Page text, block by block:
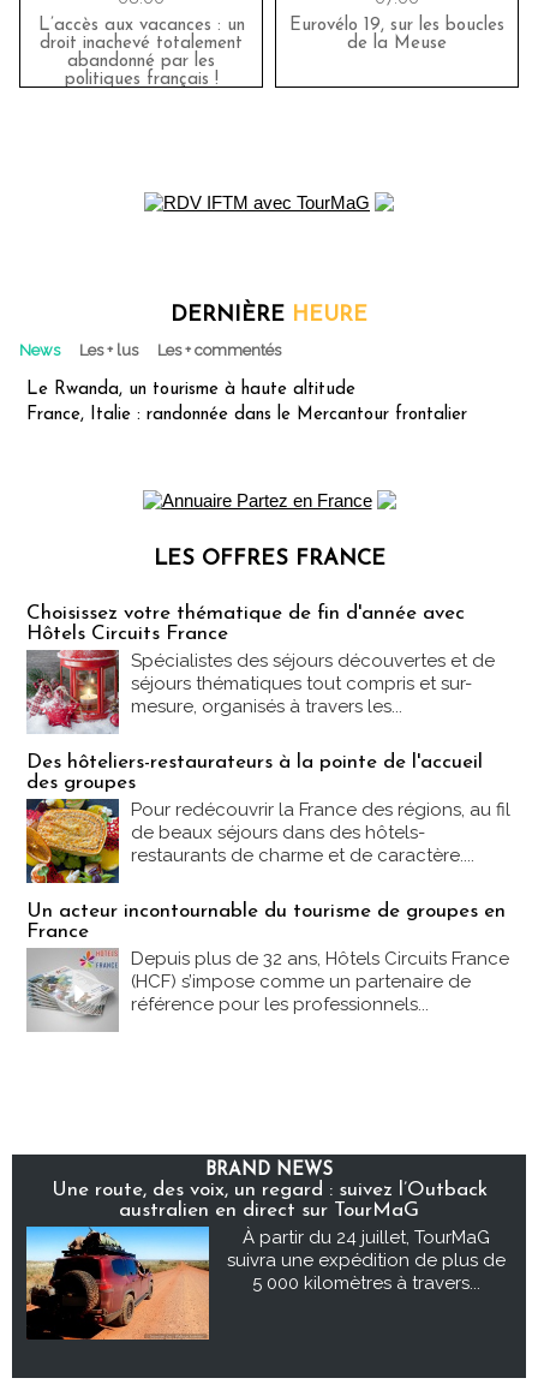
L’accès aux vacances : un
droit inachevé totalement
abandonné par les
politiques français !
Eurovélo 19, sur les boucles
de la Meuse
DERNIÈRE HEURE
News Les + lus Les + commentés
Le Rwanda, un tourisme à haute altitude
France, Italie : randonnée dans le Mercantour frontalier
LES OFFRES FRANCE
Choisissez votre thématique de fin d'année avec
Hôtels Circuits France
Spécialistes des séjours découvertes et de
séjours thématiques tout compris et sur-
mesure, organisés à travers les...
Des hôteliers-restaurateurs à la pointe de l'accueil
des groupes
Pour redécouvrir la France des régions, au fil
de beaux séjours dans des hôtels-
restaurants de charme et de caractère....
Un acteur incontournable du tourisme de groupes en
France
Depuis plus de 32 ans, Hôtels Circuits France
(HCF) s’impose comme un partenaire de
référence pour les professionnels...
BRAND NEWS
Une route, des voix, un regard : suivez l’Outback
australien en direct sur TourMaG
À partir du 24 juillet, TourMaG
suivra une expédition de plus de
5 000 kilomètres à travers...